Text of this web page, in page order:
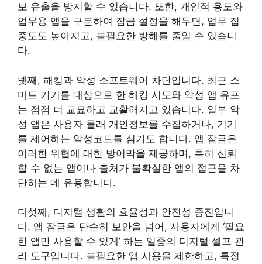
보 유출을 방지할 수 있습니다. 또한, 개인적 용도와
업무용 앱을 구분하여 잠금 설정을 해두면, 업무 집
중도도 높아지고, 불필요한 방해를 줄일 수 있습니
다.
넷째, 해킹과 악성 소프트웨어 차단입니다. 최근 스
마트 기기를 대상으로 한 해킹 시도와 악성 앱 유포
는 점점 더 교묘하고 교활해지고 있습니다. 일부 악
성 앱은 사용자 몰래 개인정보를 수집하거나, 기기
를 제어하는 악성코드를 심기도 합니다. 앱 잠금은
이러한 위협에 대한 방어막을 제공하며, 특히 신뢰
할 수 없는 앱이나 출처가 불확실한 앱의 접근을 차
단하는 데 유용합니다.
다섯째, 디지털 생활의 효율성과 안전성 증진입니
다. 앱 잠금은 단순히 보안을 넘어, 사용자에게 ‘필요
한 앱만 사용할 수 있게’ 하는 일종의 디지털 셀프 관
리 도구입니다. 불필요한 앱 사용을 제한하고, 특정